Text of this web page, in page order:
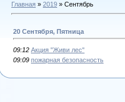
Главная » 2019 » Сентябрь
20 Сентября, Пятница
09:12 Акция "Живи лес"
09:09 пожарная безопасность